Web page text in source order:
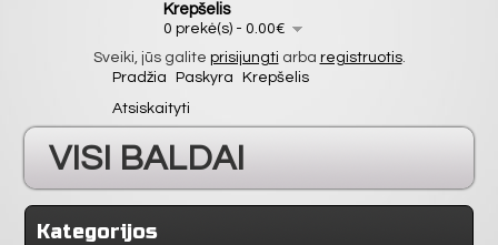
Krepšelis
0 prekė(s) - 0.00€
Sveiki, jūs galite prisijungti arba registruotis.
Pradžia
Paskyra
Krepšelis
Atsiskaityti
VISI BALDAI
VIRTUVĖ
Kategorijos